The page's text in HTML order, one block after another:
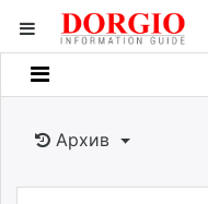
Мэдээллийн
Банк санхүү
Бизнес ААН
Архив